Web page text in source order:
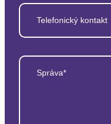
Telefonický kontakt
Správa*